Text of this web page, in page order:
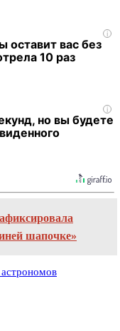
i
оставит вас без
10 раз
i
но вы будете
шапочке»